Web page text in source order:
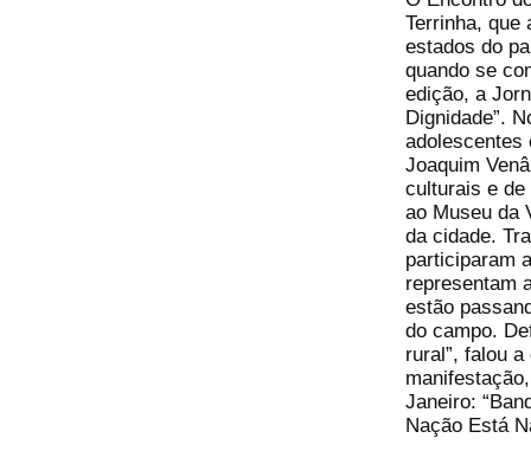
Terrinha, que
estados do
quando se
edição, a
Dignidade”.
adolescentes
Joaquim
culturais e
ao Museu da
da cidade.
participaram
representam
estão
do campo.
rural”, falou
Janeiro:
Nação Está